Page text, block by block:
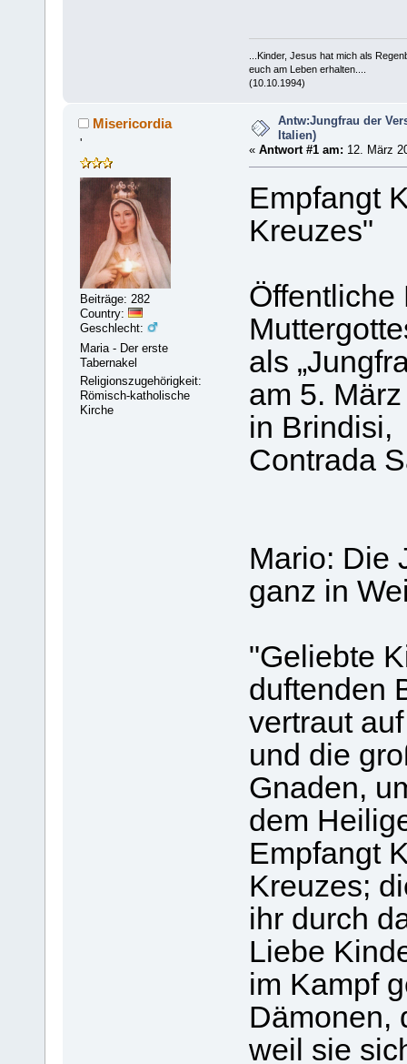
...Kinder, Jesus hat mich als
euch am Leben erhalten....
(10.10.1994)
Misericordia
'
Beiträge: 282
Country:
Geschlecht:
Maria - Der erste
Tabernakel
Religionszugehörigkeit:
Römisch-katholische
Kirche
Antw:Jungfrau der
Italien)
« Antwort #1 am: 12. März
Empfangt
Kreuzes"
Öffentliche
als
am 5.
in Brindisi,
Contrada
Mario: Die
ganz in
"Geliebte
duftenden
vertraut
und die
Gnaden,
dem
Empfangt
Kreuzes;
ihr durch
Liebe
im Kampf
Dämonen,
weil sie